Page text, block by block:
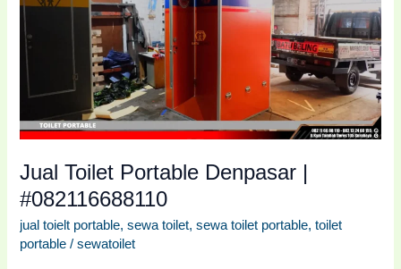
Jual Toilet Portable Denpasar |
#082116688110
jual toielt portable,sewa toilet,sewa toilet portable,toilet
portable /sewatoilet
Denpasar
#082116688110